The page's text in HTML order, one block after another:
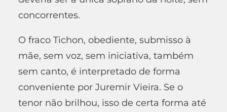
concorrentes.
O fraco Tichon, obediente, submisso à
mãe, sem voz, sem iniciativa, também
sem canto, é interpretado de forma
conveniente por Juremir Vieira. Se o
tenor não brilhou, isso de certa forma até